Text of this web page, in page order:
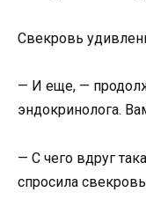
Свекровь
— И еще, —
эндокринолога.
— С чего вдруг
спросила